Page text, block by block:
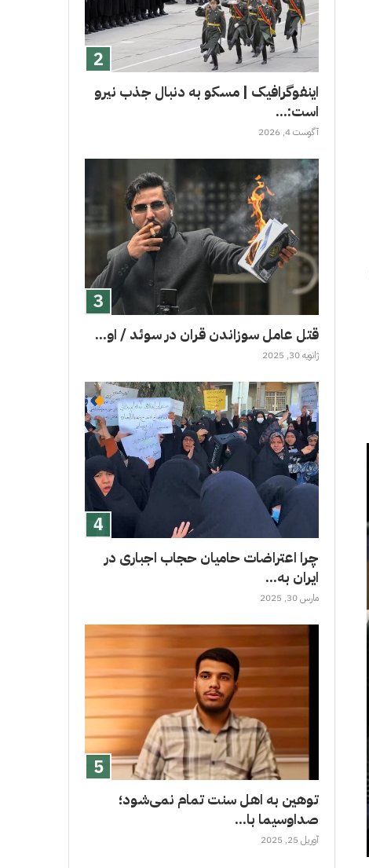
اینفوگرافیک | مسکو به دنبال جذب نیرو
است:...
آگوست 4, 2026
قتل عامل سوزاندن قران در سوئد / او...
ژانویه 30, 2025
چرا اعتراضات حامیان حجاب اجباری در
ایران به...
مارس 30, 2025
توهین به اهل سنت تمام نمی‌شود؛
صداوسیما با...
آوریل 25, 2025